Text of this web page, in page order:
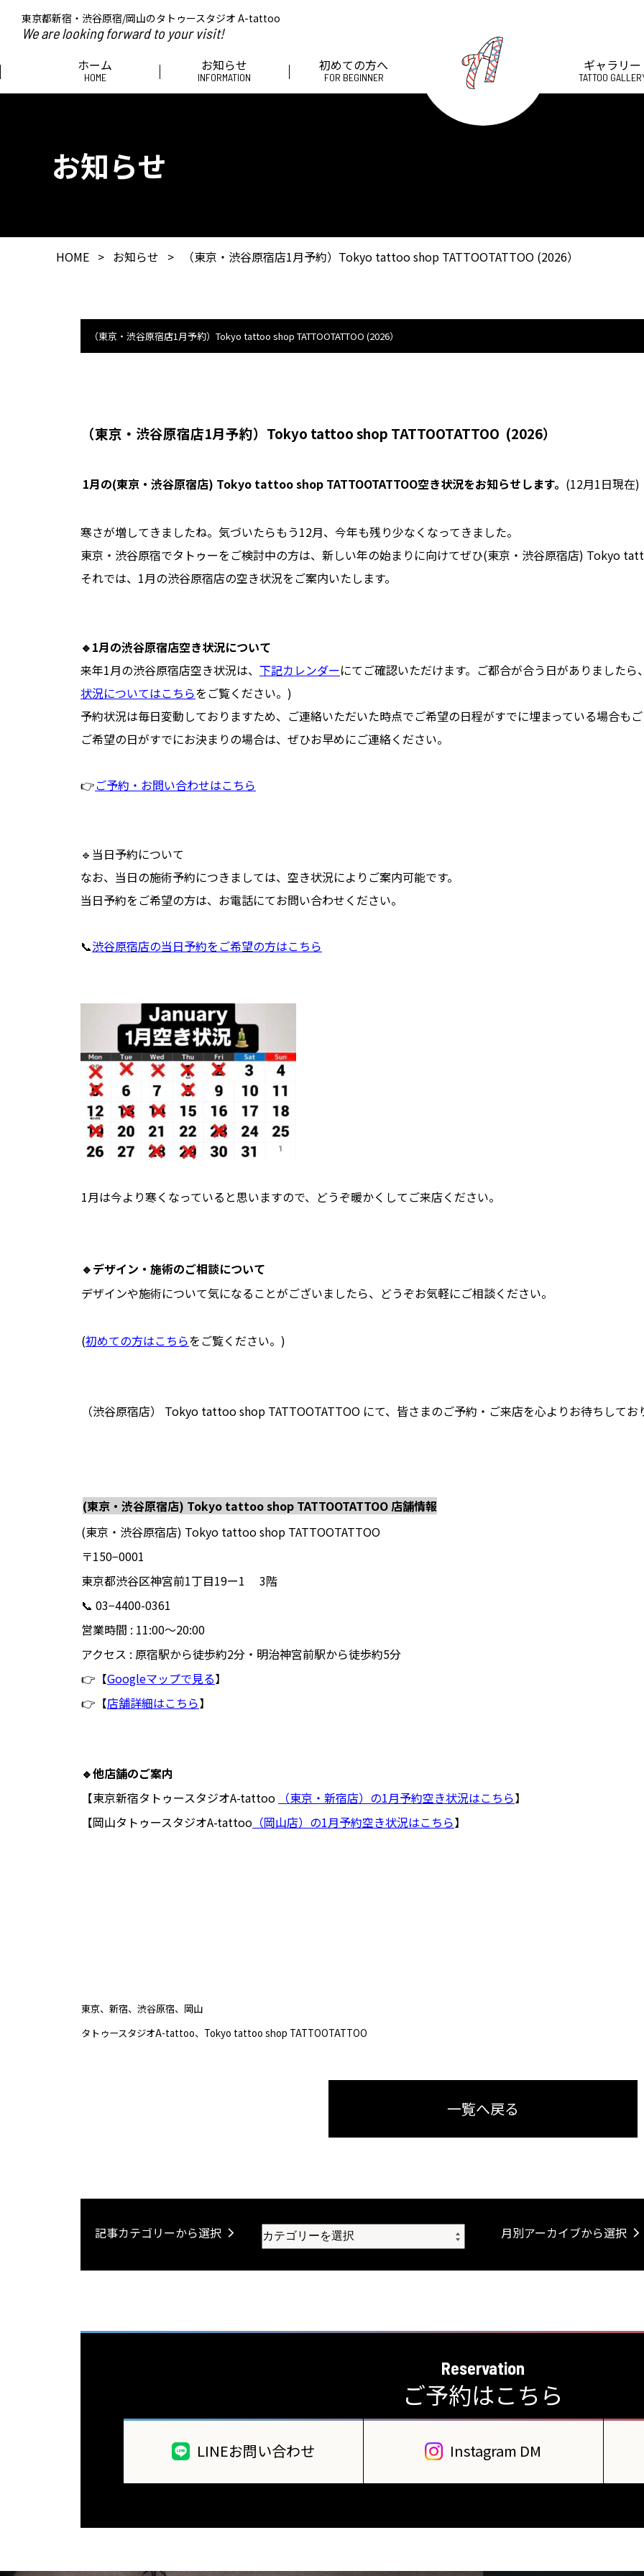
東京都新宿・渋谷原宿/岡山のタトゥースタジオ A-tattoo
We are looking forward to your visit!
ホーム
HOME
お知らせ
INFORMATION
初めての方へ
FOR BEGINNER
ギャラリー
TATTOO
お知らせ
HOME > お知らせ > （東京・渋谷原宿店1月予約）Tokyo tattoo shop TATTOOTATTOO (2026）
（東京・渋谷原宿店1月予約）Tokyo tattoo shop TATTOOTATTOO (2026）
（東京・渋谷原宿店1月予約）Tokyo tattoo shop TATTOOTATTOO (2026）
1月の(東京・渋谷原宿店) Tokyo tattoo shop TATTOOTATTOO空き状況をお知らせします。 (12月1日現在)
寒さが増してきましたね。気づいたらもう12月、今年も残り少なくなってきました。
東京・渋谷原宿でタトゥーをご検討中の方は、新しい年の始まりに向けてぜひ(東京・渋谷原宿店) Tokyo
それでは、1月の渋谷原宿店の空き状況をご案内いたします。
🔹1月の渋谷原宿店空き状況について
来年1月の渋谷原宿店空き状況は、 下記カレンダーにてご確認いただけます。ご都合が合う日がありました
状況についてはこちらをご覧ください。 )
予約状況は毎日変動しておりますため、ご連絡いただいた時点でご希望の日程がすでに埋まっている場合も
ご希望の日がすでにお決まりの場合は、ぜひお早めにご連絡ください。
👉ご予約・お問い合わせはこちら
🔹 当日予約について
なお、当日の施術予約につきましては、空き状況によりご案内可能です。
当日予約をご希望の方は、お電話にてお問い合わせください。
📞渋谷原宿店の当日予約をご希望の方はこちら
1月は今より寒くなっていると思いますので、どうぞ暖かくしてご来店ください。
🔹デザイン・施術のご相談について
デザインや施術について気になることがございましたら、どうぞお気軽にご相談ください。
(初めての方はこちらをご覧ください。 )
（渋谷原宿店） Tokyo tattoo shop TATTOOTATTOO にて、皆さまのご予約・ご来店を心よりお待ちしてお
(東京・渋谷原宿店) Tokyo tattoo shop TATTOOTATTOO 店舗情報
(東京・渋谷原宿店) Tokyo tattoo shop TATTOOTATTOO
〒150−0001
東京都渋谷区神宮前1丁目19ー1
3階
📞 03−4400-0361
営業時間 : 11:00〜20:00
アクセス : 原宿駅から徒歩約2分・明治神宮前駅から徒歩約5分
👉【Googleマップで見る】
👉【店舗詳細はこちら】
🔹他店舗のご案内
【東京新宿タトゥースタジオA-tattoo
（東京・新宿店）の1月予約空き状況はこちら】
【岡山タトゥースタジオA-tattoo （岡山店）の1月予約空き状況はこちら】
東京、新宿、渋谷原宿、岡山
タトゥースタジオA-tattoo、Tokyo tattoo shop TATTOOTATTOO
一覧へ戻る
記事カテゴリーから選択 月別アーカイブから選択
Reservation
ご予約はこちら
LINEお問い合わせ Instagram DM